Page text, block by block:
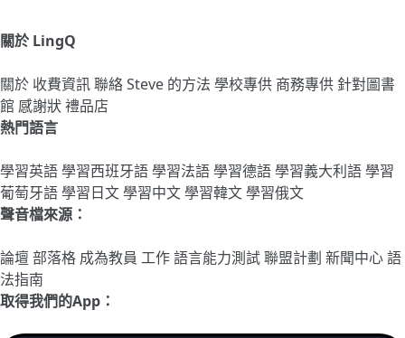
關於 LingQ
關於 收費資訊聯絡Steve 的方法 學校專供 商務專供 針對圖書
館 感謝狀禮品店
熱門語言
學習英語學習西班牙語學習法語學習德語學習義大利語學習
葡萄牙語學習日文學習中文學習韓文學習俄文
聲音檔來源：
論壇部落格 成為教員 工作語言能力測試聯盟計劃 新聞中心語
法指南
取得我們的App：